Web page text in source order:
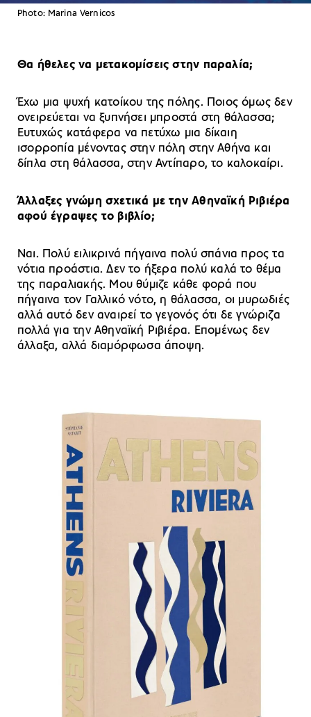
Photo: Marina Vernicos
Θα ήθελες να μετακομίσεις στην παραλία;
Έχω μια ψυχή κατοίκου της πόλης. Ποιος όμως δεν
ονειρεύεται να ξυπνήσει μπροστά στη θάλασσα;
Ευτυχώς κατάφερα να πετύχω μια δίκαιη
ισορροπία μένοντας στην πόλη στην Αθήνα και
δίπλα στη θάλασσα, στην Αντίπαρο, το καλοκαίρι.
Άλλαξες γνώμη σχετικά με την Αθηναϊκή Ριβιέρα
αφού έγραψες το βιβλίο;
Ναι. Πολύ ειλικρινά πήγαινα πολύ σπάνια προς τα
νότια προάστια. Δεν το ήξερα πολύ καλά το θέμα
της παραλιακής. Μου θύμιζε κάθε φορά που
πήγαινα τον Γαλλικό νότο, η θάλασσα, οι μυρωδιές
αλλά αυτό δεν αναιρεί το γεγονός ότι δε γνώριζα
πολλά για την Αθηναϊκή Ριβιέρα. Επομένως δεν
άλλαξα, αλλά διαμόρφωσα άποψη.